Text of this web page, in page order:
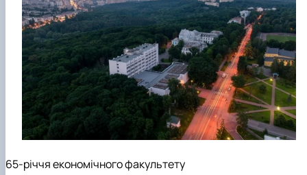
Проєкт «Розвиток лідерських навичок жінок
та мереж для забезпечення рівності у …
65-річчя економічного факультету